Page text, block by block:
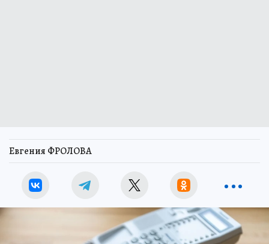
Евгения ФРОЛОВА